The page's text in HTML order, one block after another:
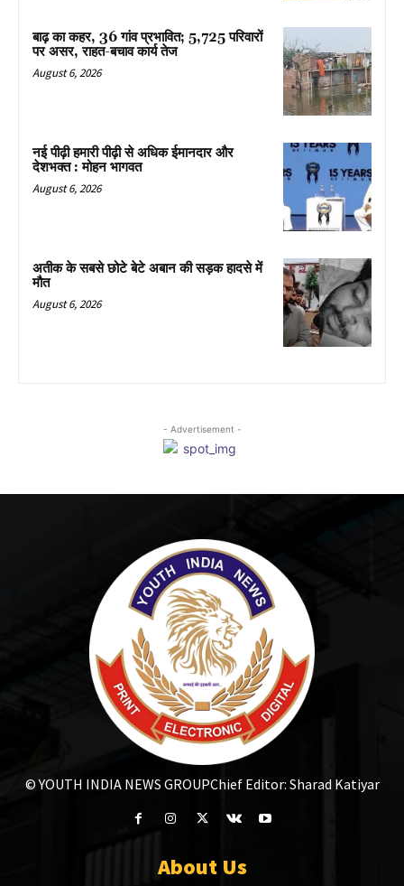
बाढ़ का कहर, 36 गांव प्रभावित; 5,725 परिवारों
पर असर, राहत-बचाव कार्य तेज
August 6, 2026
नई पीढ़ी हमारी पीढ़ी से अधिक ईमानदार और
देशभक्त : मोहन भागवत
August 6, 2026
अतीक के सबसे छोटे बेटे अबान की सड़क हादसे में
मौत
August 6, 2026
- Advertisement -
© YOUTH INDIA NEWS GROUPChief Editor: Sharad Katiyar
About Us